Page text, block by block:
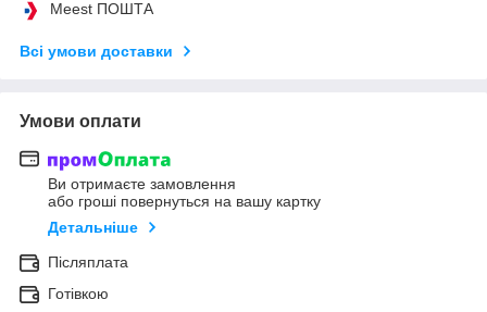
Meest ПОШТА
Всі умови доставки
Умови оплати
Ви отримаєте замовлення
або гроші повернуться на вашу картку
Детальніше
Післяплата
Готівкою